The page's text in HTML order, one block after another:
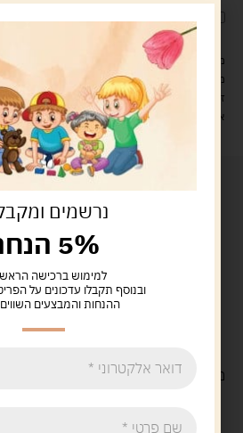
לארוז את המוצר באריזת מתנה5.00 ש"ח
מעל 329 ש"ח, משלוח עם שליח עד הבית חינם! – 0 ₪
משלוח עם שליח עד הבית: 29 ש"ח
זמן אספקה: עד 4 ימי עסקים.
איסוף עצמי: מ"ביתר טויס" רחוב בניין דוד 18, ביתר עילית.
משלוח חינםבקנייה מעל 329 ש"ח
נרשמים
5% הנחה
למימוש ברכישה
ובנוסף תקבלו עדכונים על
ההנחות והמבצעים